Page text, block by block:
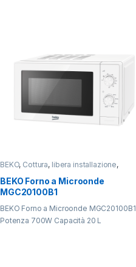
BEKO, Cottura, libera installazione,
BEKO Forno a Microonde
MGC20100B1
BEKO Forno a Microonde MGC20100B1
Potenza 700W Capacità 20 L